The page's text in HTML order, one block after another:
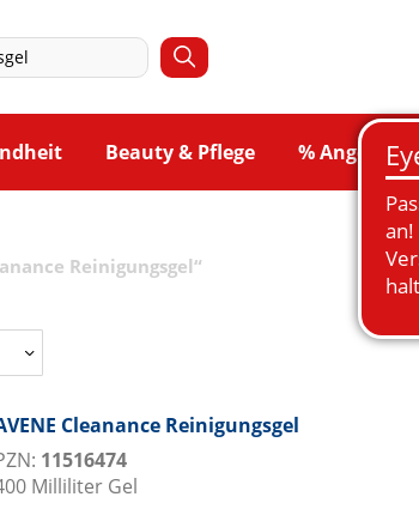
Beauty & Pflege % Angebote
Reinigungsgel“
Cleanance Reinigungsgel
11516474
Milliliter Gel